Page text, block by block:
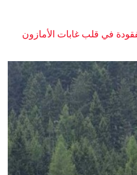
في قلب غابات الأمازون